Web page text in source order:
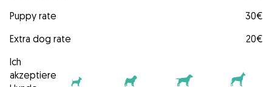
Puppy rate
30€
Extra dog rate
20€
Ich
akzeptiere